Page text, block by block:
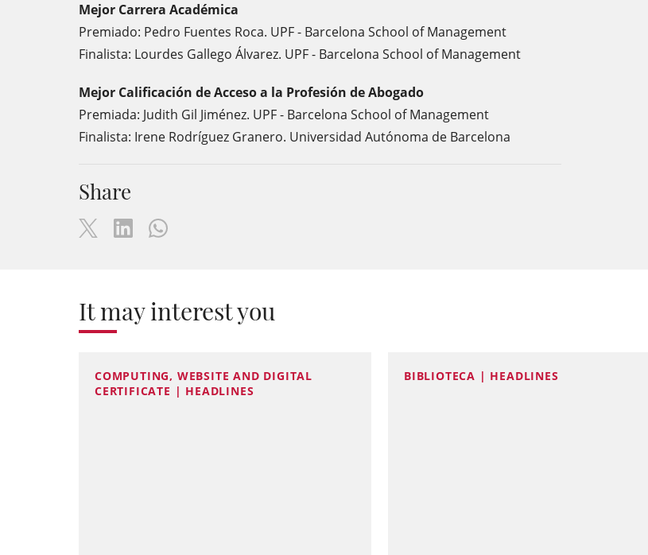
Mejor Carrera Académica
Premiado: Pedro Fuentes Roca. UPF - Barcelona School of Management
Finalista: Lourdes Gallego Álvarez. UPF - Barcelona School of Management
Mejor Calificación de Acceso a la Profesión de Abogado
Premiada: Judith Gil Jiménez. UPF - Barcelona School of Management
Finalista: Irene Rodríguez Granero. Universidad Autónoma de Barcelona
Share
It may interest you
COMPUTING, WEBSITE AND DIGITAL
CERTIFICATE | HEADLINES
BIBLIOTECA | HEADLINES